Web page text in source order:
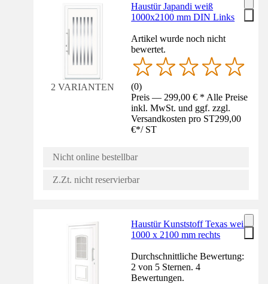
2 VARIANTEN
Haustür Japandi weiß
1000x2100 mm DIN Links
Artikel wurde noch nicht
bewertet.
(0)
Preis — 299,00 € * Alle Preise
inkl. MwSt. und ggf. zzgl.
Versandkosten pro ST299,00
€*/ ST
Nicht online bestellbar
Z.Zt. nicht reservierbar
Haustür Kunststoff Texas weiß
1000 x 2100 mm rechts
Durchschnittliche Bewertung:
2 von 5 Sternen. 4
Bewertungen.